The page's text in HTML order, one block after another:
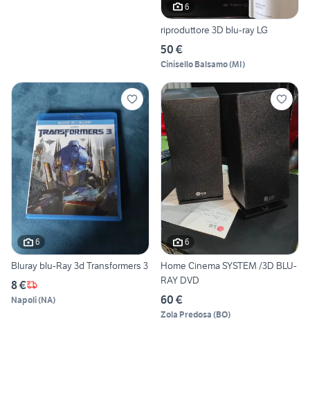
6
riproduttore 3D blu-ray LG
50 €
Cinisello Balsamo(MI)
6
Bluray blu-Ray 3d Transformers 3
8 €
Napoli(NA)
6
Home Cinema SYSTEM /3D BLU-
RAY DVD
60 €
Zola Predosa (BO)